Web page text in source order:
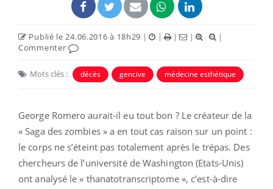
Publié le 24.06.2016 à 18h29 | | | |
|
Commenter
Mots clés : décès gencive médecine esthétique
George Romero aurait-il eu tout bon ? Le créateur de la
« Saga des zombies » a en tout cas raison sur un point :
le corps ne s’éteint pas totalement après le trépas. Des
chercheurs de l’université de Washington (Etats-Unis)
ont analysé le « thanatotranscriptome », c’est-à-dire